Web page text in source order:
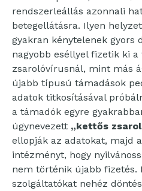
rendszerleállás azonnali
betegellátásra. Ilyen
gyakran kénytelenek gyors
nagyobb eséllyel fizetik ki a
zsarolóvírusnál, mint más
újabb típusú támadások
adatok titkosításával
a támadók egyre
úgynevezett „kettős
ellopják az adatokat, majd
intézményt, hogy
nem történik újabb fizetés.
szolgáltatókat nehéz